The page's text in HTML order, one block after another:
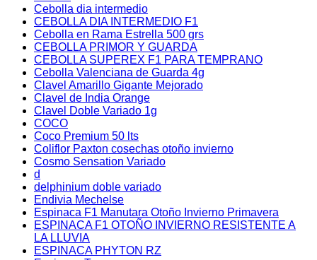
Cebolla dia intermedio
CEBOLLA DIA INTERMEDIO F1
Cebolla en Rama Estrella 500 grs
CEBOLLA PRIMOR Y GUARDA
CEBOLLA SUPEREX F1 PARA TEMPRANO
Cebolla Valenciana de Guarda 4g
Clavel Amarillo Gigante Mejorado
Clavel de India Orange
Clavel Doble Variado 1g
COCO
Coco Premium 50 lts
Coliflor Paxton cosechas otoño invierno
Cosmo Sensation Variado
d
delphinium doble variado
Endivia Mechelse
Espinaca F1 Manutara Otoño Invierno Primavera
ESPINACA F1 OTOÑO INVIERNO RESISTENTE A
LA LLUVIA
ESPINACA PHYTON RZ